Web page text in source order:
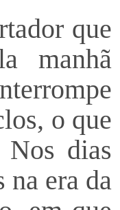
que
manhã
o que
Nos dias
era da